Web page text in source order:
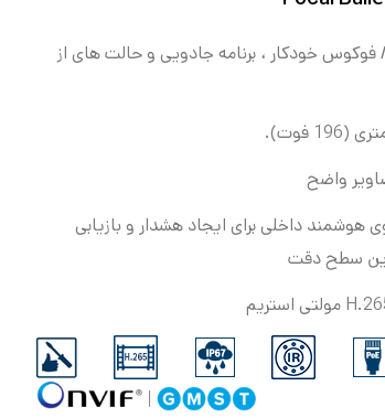
/فوکوس خودکار ، برنامه جادویی و حالتهای از
هوشمند داخلی برای ایجاد هشدار و بازیابی
سطح دقت